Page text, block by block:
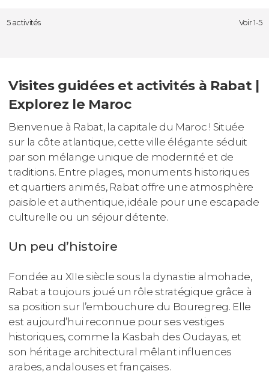
5 activités Voir 1-5
Visites guidées et activités à Rabat |
Explorez le Maroc
Bienvenue à Rabat, la capitale du Maroc ! Située
sur la côte atlantique, cette ville élégante séduit
par son mélange unique de modernité et de
traditions. Entre plages, monuments historiques
et quartiers animés, Rabat offre une atmosphère
paisible et authentique, idéale pour une escapade
culturelle ou un séjour détente.
Un peu d’histoire
Fondée au XIIe siècle sous la dynastie almohade,
Rabat a toujours joué un rôle stratégique grâce à
sa position sur l’embouchure du Bouregreg. Elle
est aujourd’hui reconnue pour ses vestiges
historiques, comme la Kasbah des Oudayas, et
son héritage architectural mêlant influences
arabes, andalouses et françaises.